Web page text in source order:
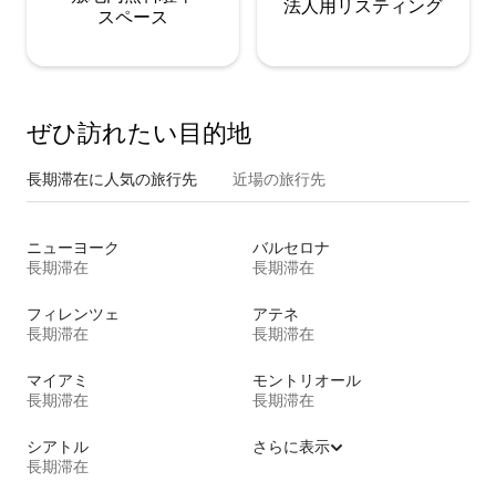
ス⁠ペ⁠ー⁠ス
法人用リスティング
ぜひ訪⁠れ⁠た⁠い目⁠的⁠地
長期滞在に人気の旅行先 近場の旅行先
ニューヨーク
長期滞在
バルセロナ
長期滞在
フィレンツェ
長期滞在
アテネ
長期滞在
マイアミ
長期滞在
モントリオール
長期滞在
シアトル
長期滞在
さらに表示